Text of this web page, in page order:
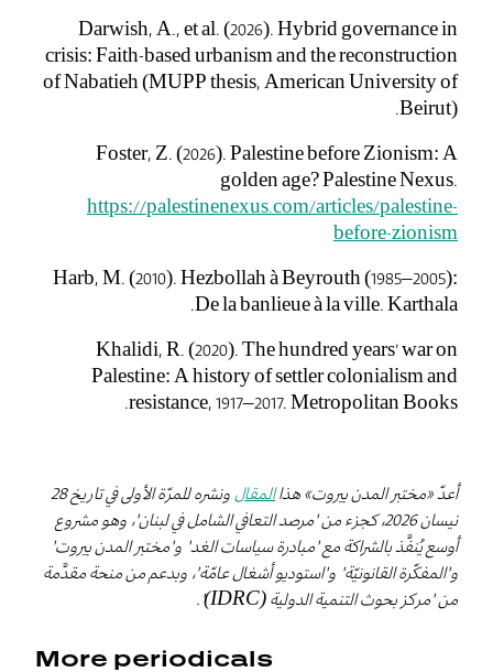
Darwish, A., et al. (2026). Hybrid governance in
crisis: Faith-based urbanism and the reconstruction
of Nabatieh (MUPP thesis, American University of
Beirut).
Foster, Z. (2026). Palestine before Zionism: A
golden age? Palestine Nexus.
https://palestinenexus.com/articles/palestine-
before-zionism
Harb, M. (2010). Hezbollah à Beyrouth (1985–2005):
De la banlieue à la ville. Karthala.
Khalidi, R. (2020). The hundred years’ war on
Palestine: A history of settler colonialism and
resistance, 1917–2017. Metropolitan Books.
أعدّ «مختبر المدن بيروت» هذاالمقال
ونشره للمرّة الأولى في تاريخ 28
نيسان 2026، كجزء من "مرصد التعافي الشامل في لبنان"، وهو مشروع
أوسع يُنفَّذ بالشراكة مع "مبادرة سياسات الغد" و"مختبر المدن بيروت"
و"المفكّرة القانونيّة" و"استوديو أشغال عامّة"، وبدعم من منحة مقدَّمة
من "مركز بحوث التنمية الدولية (IDRC)".
More periodicals